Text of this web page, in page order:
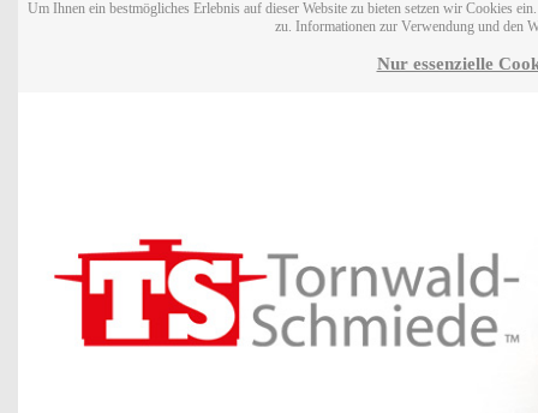
Um Ihnen ein bestmögliches Erlebnis auf dieser Website zu bieten setzen wir Cookies
zu. Informationen zur Verwendung und den
Nur essenzielle